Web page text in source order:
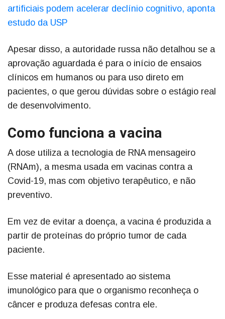
artificiais podem acelerar declínio cognitivo, aponta
estudo da USP
Apesar disso, a autoridade russa não detalhou se a
aprovação aguardada é para o início de ensaios
clínicos em humanos ou para uso direto em
pacientes, o que gerou dúvidas sobre o estágio real
de desenvolvimento.
Como funciona a vacina
A dose utiliza a tecnologia de RNA mensageiro
(RNAm), a mesma usada em vacinas contra a
Covid-19, mas com objetivo terapêutico, e não
preventivo.
Em vez de evitar a doença, a vacina é produzida a
partir de proteínas do próprio tumor de cada
paciente.
Esse material é apresentado ao sistema
imunológico para que o organismo reconheça o
câncer e produza defesas contra ele.